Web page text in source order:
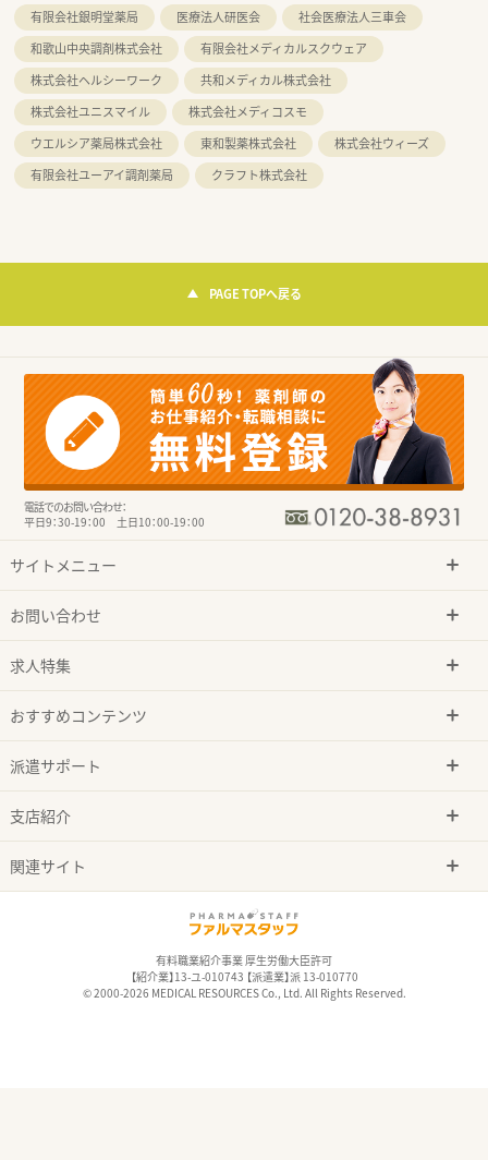
有限会社銀明堂薬局
医療法人研医会
社会医療法人三車会
和歌山中央調剤株式会社
有限会社メディカルスクウェア
株式会社ヘルシーワーク
共和メディカル株式会社
株式会社ユニスマイル
株式会社メディコスモ
ウエルシア薬局株式会社
東和製薬株式会社
株式会社ウィーズ
有限会社ユーアイ調剤薬局
クラフト株式会社
PAGE TOPへ戻る
電話でのお問い合わせ：
平日9：30-19：00 土日10：00-19：00
サイトメニュー
お問い合わせ
求人特集
おすすめコンテンツ
派遣サポート
支店紹介
関連サイト
有料職業紹介事業 厚生労働大臣許可
【紹介業】13-ユ-010743 【派遣業】派 13-010770
© 2000-2026 MEDICAL RESOURCES Co., Ltd. All Rights Reserved.